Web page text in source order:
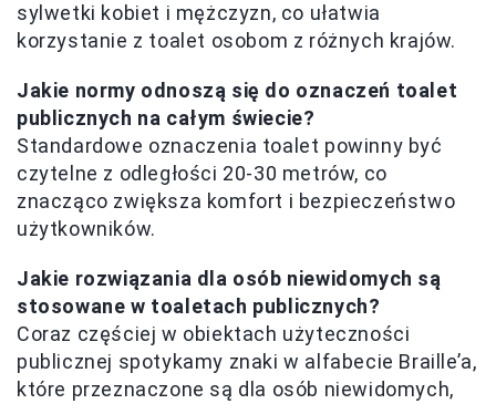
sylwetki kobiet i mężczyzn, co ułatwia
korzystanie z toalet osobom z różnych krajów.
Jakie normy odnoszą się do oznaczeń toalet
publicznych na całym świecie?
Standardowe oznaczenia toalet powinny być
czytelne z odległości 20-30 metrów, co
znacząco zwiększa komfort i bezpieczeństwo
użytkowników.
Jakie rozwiązania dla osób niewidomych są
stosowane w toaletach publicznych?
Coraz częściej w obiektach użyteczności
publicznej spotykamy znaki w alfabecie Braille’a,
które przeznaczone są dla osób niewidomych,